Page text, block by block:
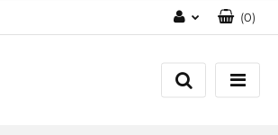
Zaloguj się
Zarejestruj się
(0)